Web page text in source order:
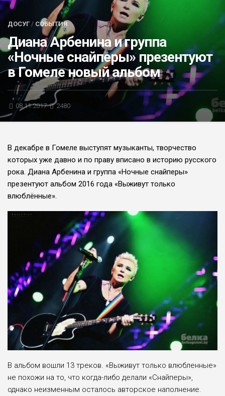
БЛИЦ-ОПРОС
АФИША
ДОСУГ / СОБЫТИЯ
Диана Арбенина и группа
«Ночные снайперы» презентуют
в Гомеле новый альбом
08.11.2017 2480
В декабре в Гомеле выступят музыканты, творчество
которых уже давно и по праву вписано в историю русского
рока. Диана Арбенина и группа «Ночные снайперы»
презентуют альбом 2016 года «Выживут только
влюблённые».
В альбом вошли 13 треков. «Выживут только влюбленные»
не похожи на то, что когда-либо делали «Снайперы»,
однако неизменным осталось авторское наполнение.